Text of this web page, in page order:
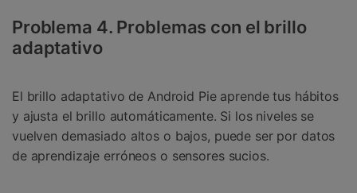
Problema 4. Problemas con el brillo
adaptativo
El brillo adaptativo de Android Pie aprende tus hábitos
y ajusta el brillo automáticamente. Si los niveles se
vuelven demasiado altos o bajos, puede ser por datos
de aprendizaje erróneos o sensores sucios.